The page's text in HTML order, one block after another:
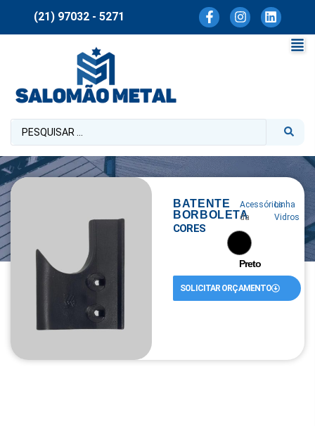
(21) 97032 - 5271
BATENTE
BORBOLETA
Acessórios
da
Linha
Vidros
CORES
Preto
SOLICITAR ORÇAMENTO